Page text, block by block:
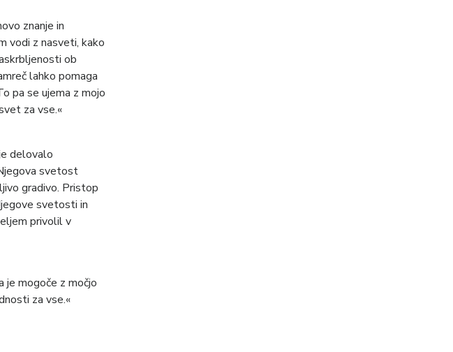
znanje in
vodi z nasveti, kako
ob
lahko pomaga
pa se ujema z mojo
za vse.«
delovalo
svetost
gradivo. Pristop
svetosti in
privolil v
je mogoče z močjo
za vse.«